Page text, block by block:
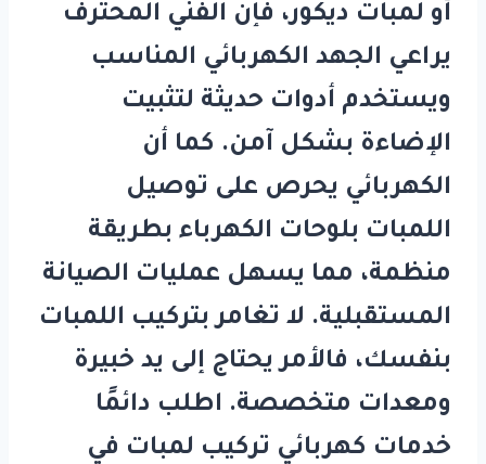
أو لمبات ديكور، فإن الفني المحترف
يراعي الجهد الكهربائي المناسب
ويستخدم أدوات حديثة لتثبيت
الإضاءة بشكل آمن. كما أن
الكهربائي يحرص على توصيل
اللمبات بلوحات الكهرباء بطريقة
منظمة، مما يسهل عمليات الصيانة
المستقبلية. لا تغامر بتركيب اللمبات
بنفسك، فالأمر يحتاج إلى يد خبيرة
ومعدات متخصصة. اطلب دائمًا
خدمات كهربائي تركيب لمبات في